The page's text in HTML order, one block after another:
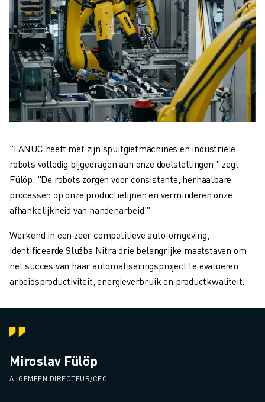
"FANUC heeft met zijn spuitgietmachines en industriële
robots volledig bijgedragen aan onze doelstellingen," zegt
Fülöp. "De robots zorgen voor consistente, herhaalbare
processen op onze productielijnen en verminderen onze
afhankelijkheid van handenarbeid."
Werkend in een zeer competitieve auto-omgeving,
identificeerde Služba Nitra drie belangrijke maatstaven om
het succes van haar automatiseringsproject te evalueren:
arbeidsproductiviteit, energieverbruik en productkwaliteit.
Miroslav Fülöp
ALGEMEEN DIRECTEUR/CEO